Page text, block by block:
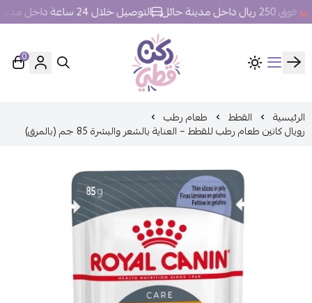
مدينة حائل التوصيل خلال 24 ساعة داخل مدينة حائل.
ركن قطي
0
الرئيسية القطط طعام رطب
رويال كانين طعام رطب للقطط – العناية بالشعر والبشرة 85 جم (بالمرق)